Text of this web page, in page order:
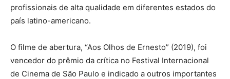
profissionais de alta qualidade em diferentes estados do
país latino-americano.
O filme de abertura, “Aos Olhos de Ernesto” (2019), foi
vencedor do prêmio da crítica no Festival Internacional
de Cinema de São Paulo e indicado a outros importantes